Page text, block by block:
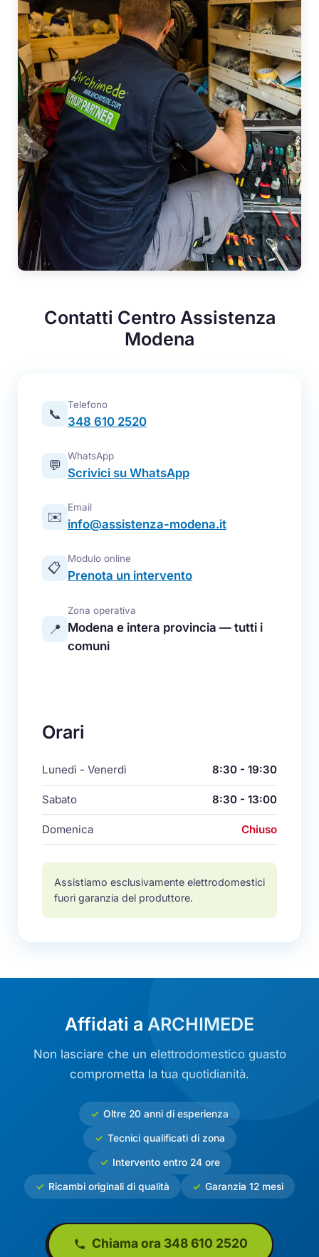
Contatti Centro Assistenza
Modena
📞
Telefono
348 610 2520
💬
WhatsApp
Scrivici su WhatsApp
✉️
Email
info@assistenza-modena.it
📋
Modulo online
Prenota un intervento
📍
Zona operativa
Modena e intera provincia — tutti i
comuni
Orari
Lunedì - Venerdì 8:30 - 19:30
Sabato 8:30 - 13:00
Domenica Chiuso
Assistiamo esclusivamente elettrodomestici
fuori garanzia del produttore.
Affidati a ARCHIMEDE
Non lasciare che un elettrodomestico guasto
comprometta la tua quotidianità.
Oltre 20 anni di esperienza
Tecnici qualificati di zona
Intervento entro 24 ore
Ricambi originali di qualità Garanzia 12 mesi
Chiama ora 348 610 2520